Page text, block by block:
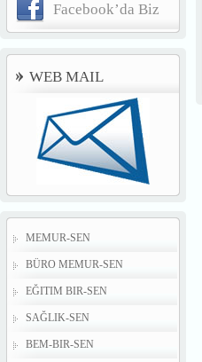
Facebook’da Biz
WEB MAIL
MEMUR-SEN
BÜRO MEMUR-SEN
EĞITIM BIR-SEN
SAĞLIK-SEN
BEM-BIR-SEN